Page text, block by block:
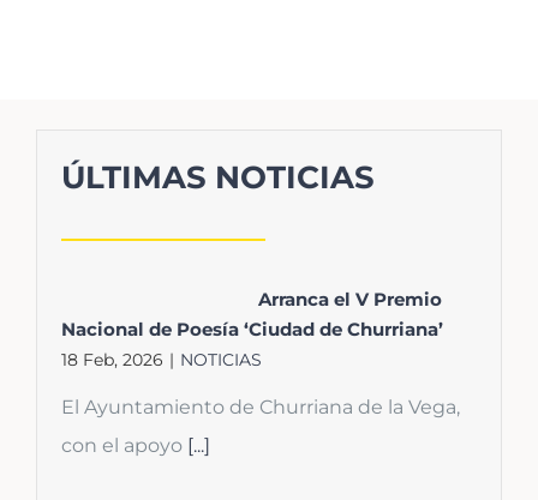
ÚLTIMAS NOTICIAS
Arranca el V Premio
Nacional de Poesía ‘Ciudad de Churriana’
18 Feb, 2026 | NOTICIAS
El Ayuntamiento de Churriana de la Vega,
con el apoyo [...]